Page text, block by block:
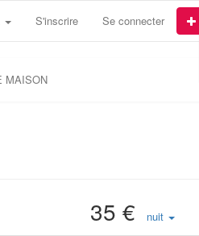
S'inscrire Se connecter
MAISON
35 € nuit